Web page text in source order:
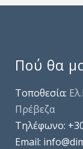
Πού θα
Τοποθεσία:
Πρέβεζα
Τηλέφωνo:
Email: